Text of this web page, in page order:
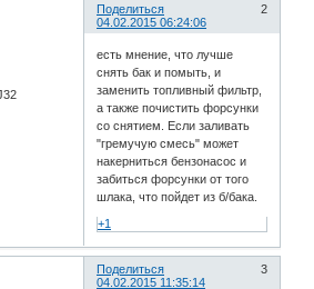
Поделиться
2
04.02.2015 06:24:06
есть мнение, что лучше
снять бак и помыть, и
заменить топливный фильтр,
а также почистить форсунки
со снятием. Если заливать
"гремучую смесь" может
накерниться бензонасос и
забиться форсунки от того
шлака, что пойдет из б/бака.
+1
Поделиться
3
04.02.2015 11:35:14